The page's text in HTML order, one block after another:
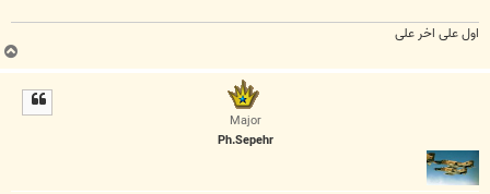
اول علی اخر علی
ب
ا
Major
Ph.Sepehr